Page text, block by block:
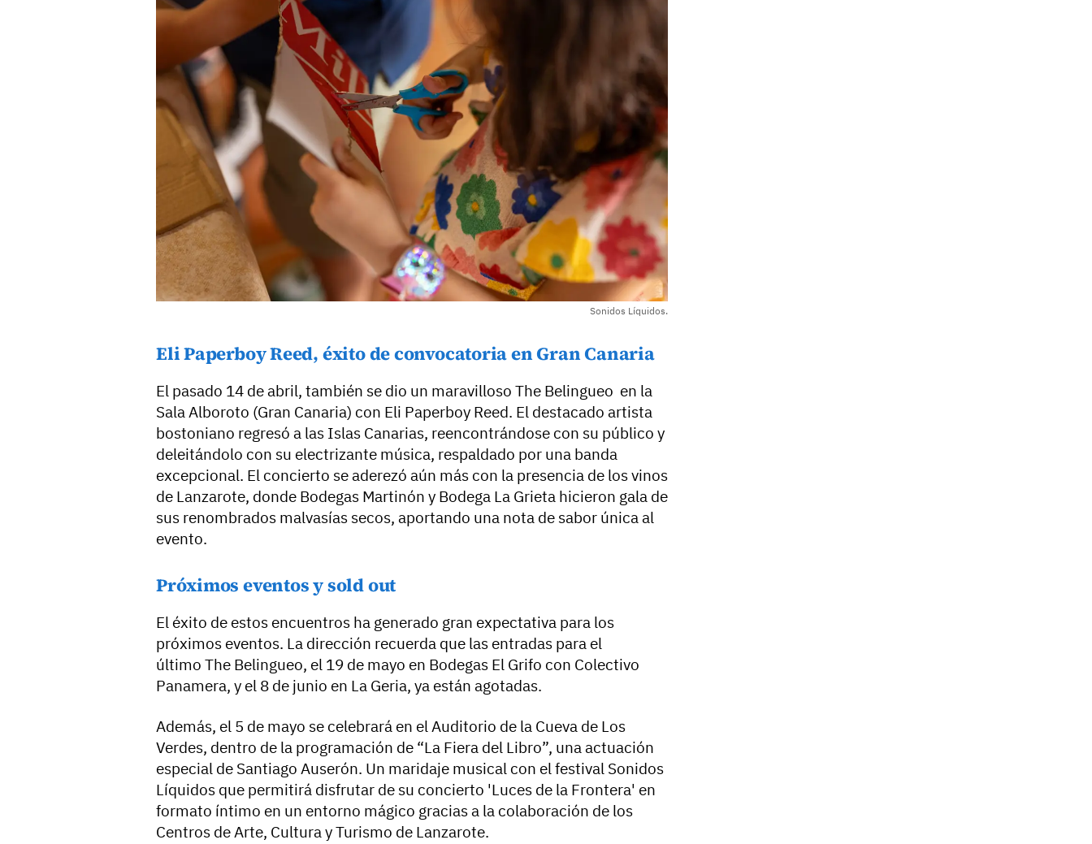
Sonidos Líquidos.
Eli Paperboy Reed, éxito de convocatoria en Gran Canaria
El pasado 14 de abril, también se dio un maravilloso The Belingueo en la
Sala Alboroto (Gran Canaria) con Eli Paperboy Reed. El destacado artista
bostoniano regresó a las Islas Canarias, reencontrándose con su público y
deleitándolo con su electrizante música, respaldado por una banda
excepcional. El concierto se aderezó aún más con la presencia de los vinos
de Lanzarote, donde Bodegas Martinón y Bodega La Grieta hicieron gala de
sus renombrados malvasías secos, aportando una nota de sabor única al
evento.
Próximos eventos y sold out
El éxito de estos encuentros ha generado gran expectativa para los
próximos eventos. La dirección recuerda que las entradas para el
último The Belingueo, el 19 de mayo en Bodegas El Grifo con Colectivo
Panamera, y el 8 de junio en La Geria, ya están agotadas.
Además, el 5 de mayo se celebrará en el Auditorio de la Cueva de Los
Verdes, dentro de la programación de “La Fiera del Libro”, una actuación
especial de Santiago Auserón. Un maridaje musical con el festival Sonidos
Líquidos que permitirá disfrutar de su concierto 'Luces de la Frontera' en
formato íntimo en un entorno mágico gracias a la colaboración de los
Centros de Arte, Cultura y Turismo de Lanzarote.